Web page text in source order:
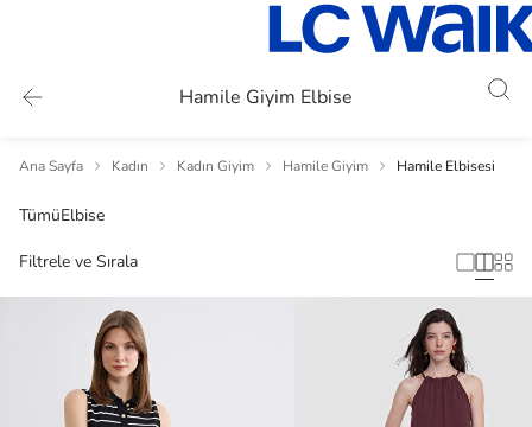
Hamile Giyim Elbise
Ana Sayfa Kadın Kadın Giyim Hamile Giyim Hamile Elbisesi
TümüElbise
Filtrele ve Sırala